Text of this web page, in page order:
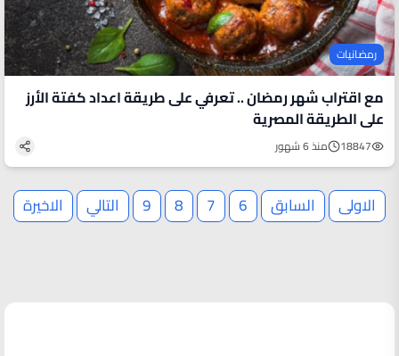
رمضانيات
مع اقتراب شهر رمضان .. تعرفي على طريقة اعداد كفتة الأرز
على الطريقة المصرية
18847 منذ 6 شهور
الاولى السابق 6
7
8
9 التالي الاخيرة